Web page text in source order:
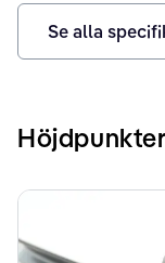
Se alla
Höjdpunkter